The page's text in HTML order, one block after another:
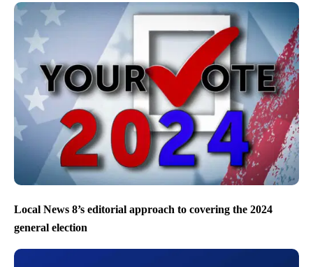
Local News 8’s editorial approach to covering the 2024
general election